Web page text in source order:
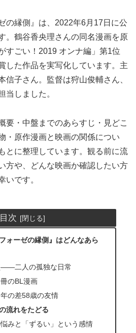
の縁側』は、2022年6月17日に公
。鶴谷香央理さんの同名漫画を原
すごい！2019 オンナ編」第1位
した作品を実写化しています。主
信子さん。監督は狩山俊輔さん、
当しました。
要・中盤までのあらすじ・見どこ
・原作漫画と映画の関係につい
とに整理しています。観る前に流
方や、どんな映画か確認したい方
いです。
目次
ォーゼの縁側』はどんなあら
――二人の孤独な日常
のBL漫画
の差58歳の友情
流れをたどる
みと「ずるい」という感情